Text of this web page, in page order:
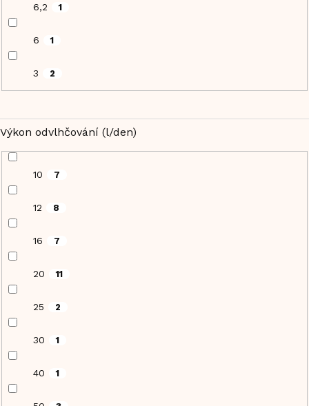
6,2 1
6 1
3 2
Výkon odvlhčování (l/den)
10 7
12 8
16 7
20 11
25 2
30 1
40 1